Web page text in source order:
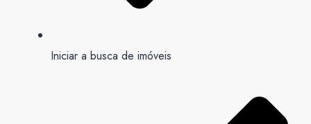
Iniciar a busca de imóveis